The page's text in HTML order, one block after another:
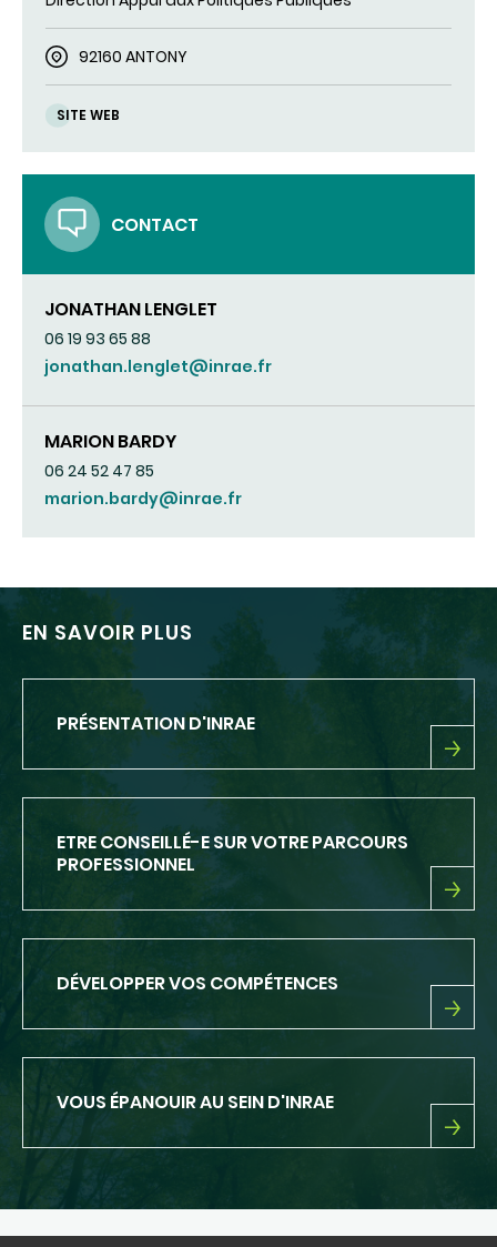
92160 ANTONY
SITE WEB
CONTACT
JONATHAN LENGLET
06 19 93 65 88
jonathan.lenglet@inrae.fr
MARION BARDY
06 24 52 47 85
marion.bardy@inrae.fr
EN SAVOIR PLUS
PRÉSENTATION D'INRAE
PRÉSENTATION
ETRE CONSEILLÉ-E SUR VOTRE PARCOURS
PROFESSIONNEL
ETRE
SUR
VOTRE
PROFESSIONNEL
DÉVELOPPER VOS COMPÉTENCES
DÉVELOPPER
VOUS ÉPANOUIR AU SEIN D'INRAE
VOUS
SEIN